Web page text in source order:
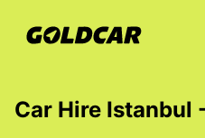
Car Hire Istanbul